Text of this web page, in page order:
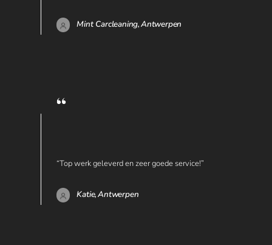
Mint Carcleaning,Antwerpen
“Top werk geleverd en zeer goede service!”
Katie,Antwerpen